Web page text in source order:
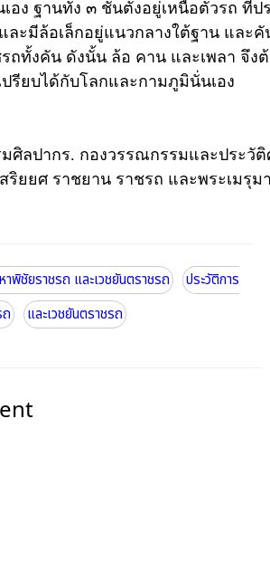
อง ฐานทั้ง ๓ ชั้นตั้งอยู่เหนือตัวรถ ที่ป
ะมีล้อเล็กอยู่แนวกลางใต้ฐาน และคั
ถทั้งคัน ดังนั้น ล้อ คาน และเพลา จึง
รียบได้กับโลกและกามภูมินั่นเอง
มศิลปากร. กองวรรณกรรมและประวั
ริยยศ ราชยาน ราชรถ และพระเมรุม
าพิชัยราชรถ และเวชยันตราชรถ
ประวัติการ
และเวชยันตราชรถ